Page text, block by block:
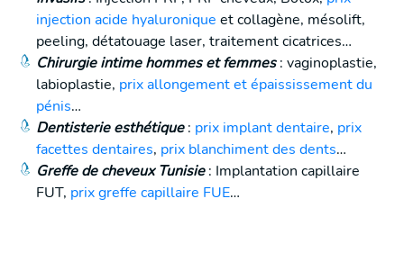
injection acide hyaluronique et collagène, mésolift,
peeling, détatouage laser, traitement cicatrices…
Chirurgie intime hommes et femmes: vaginoplastie,
labioplastie, prix allongement et épaississement du
pénis…
Dentisterie esthétique: prix implant dentaire, prix
facettes dentaires, prix blanchiment des dents…
Greffe de cheveux Tunisie: Implantation capillaire
FUT, prix greffe capillaire FUE…